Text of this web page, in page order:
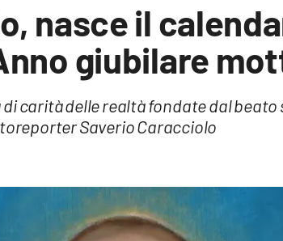
nasce il
giubilare
di carità delle realtà fondate dal beato
Saverio Caracciolo